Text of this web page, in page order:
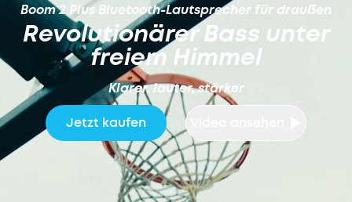
Boom 2 Plus Bluetooth-Lautsprecher für draußen
Revolutionärer Bass unter
freiem Himmel
Klarer, lauter, stärker
Jetzt kaufen